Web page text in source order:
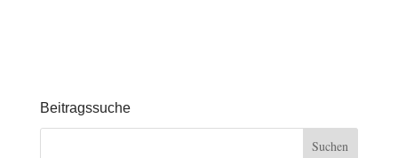
Beitragssuche